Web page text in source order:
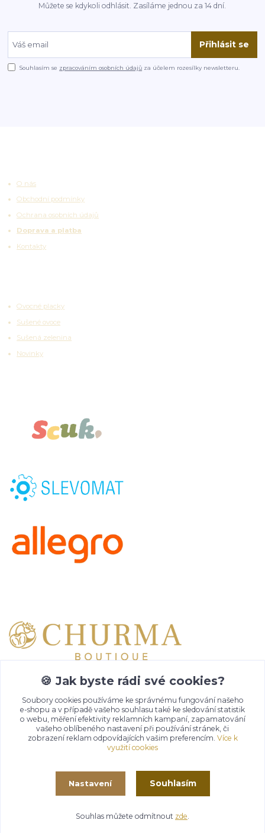
Můžete se kdykoli odhlásit. Zasíláme jednou za 14 dní.
Přihlásit se
Souhlasím se zpracováním osobních údajů za účelem rozesílky newsletteru.
O nás
Obchodní podmínky
Ochrana osobních údajů
Doprava a platba
Kontakty
Ovocné placky
Sušené ovoce
Sušená zelenina
Novinky
+ 420 777 653 501
info@churma.cz
Vytvořeno na
Eshop-rychle.cz
🍪 Jak byste rádi své cookies?
Soubory cookies používáme ke správnému fungování našeho
e-shopu a v případě vašeho souhlasu také ke sledování statistik
o webu, měření efektivity reklamních kampaní, zapamatování
vašeho oblíbeného nastavení při používání stránek, či
zobrazení reklam odpovídajících vašim preferencím. Více k
využití cookies
Nastavení Souhlasím
Souhlas můžete odmítnout zde